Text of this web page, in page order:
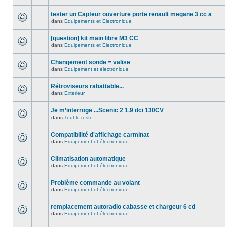
tester un Capteur ouverture porte renault megane 3 cc a
dans Equipements et Electronique
[question] kit main libre M3 CC
dans Equipements et Electronique
Changement sonde = valise
dans Equipement et électronique
Rétroviseurs rabattable...
dans Exterieur
Je m’interroge ...Scenic 2 1.9 dci 130CV
dans Tout le reste !
Compatibilité d'affichage carminat
dans Equipement et électronique
Climatisation automatique
dans Equipement et électronique
Problème commande au volant
dans Equipement et électronique
remplacement autoradio cabasse et chargeur 6 cd
dans Equipement et électronique